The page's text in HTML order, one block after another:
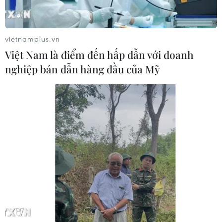
Chủ tịch Quốc hội Trần Thanh Mẫn:
Khẳng định vai trò nòng cốt trong
đấu tranh phòng, chống tham
nhũng, tội phạm kinh tế
08/08/2026 05:02
Dữ liệu việc làm Mỹ mở thêm dư địa
cho giá vàng trong tuần qua
08/08/2026 04:29
Grab bị phạt 1,36 tỷ đồng do vi phạm
quy định bảo vệ quyền lợi người tiêu
08/08/2026 04:15
vietnamplus.vn
Việt Nam là điểm đến hấp dẫn với doanh
nghiệp bán dẫn hàng đầu của Mỹ